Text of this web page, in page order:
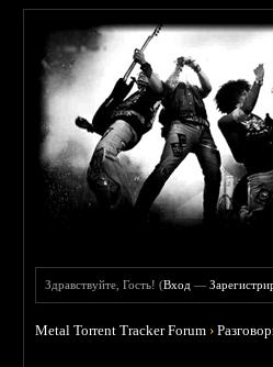
Здравствуйте, Гость! (Вход —
Metal Torrent Tracker Forum ›